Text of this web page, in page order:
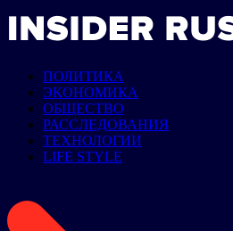
ПОЛИТИКА
ЭКОНОМИКА
ОБЩЕСТВО
РАССЛЕДОВАНИЯ
ТЕХНОЛОГИИ
LIFE STYLE